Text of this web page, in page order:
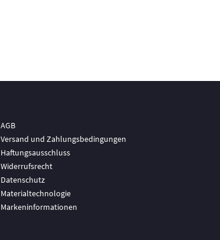
AGB
Versand und Zahlungsbedingungen
Haftungsausschluss
Widerrufsrecht
Datenschutz
Materialtechnologie
Markeninformationen